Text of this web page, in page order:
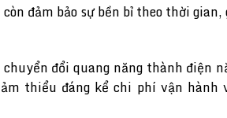
đảm bảo sự bền bỉ theo thời
đổi quang năng thành điện
thiểu đáng kể chi phí vận hành